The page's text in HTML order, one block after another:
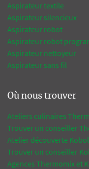
Aspirateur textile
Aspirateur silencieux
Aspirateur robot
Aspirateur robot
Aspirateur nettoyeur
Aspirateur sans fil
Où nous trouver
Ateliers culinaires
Trouver un conseiller
Atelier découverte
Trouver un conseiller
Agences Thermomix et